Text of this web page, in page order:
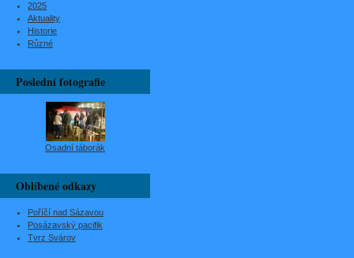
2025
Aktuality
Historie
Různé
Poslední fotografie
Osadní táborák
Oblíbené odkazy
Poříčí nad Sázavou
Posázavský pacifik
Tvrz Svárov